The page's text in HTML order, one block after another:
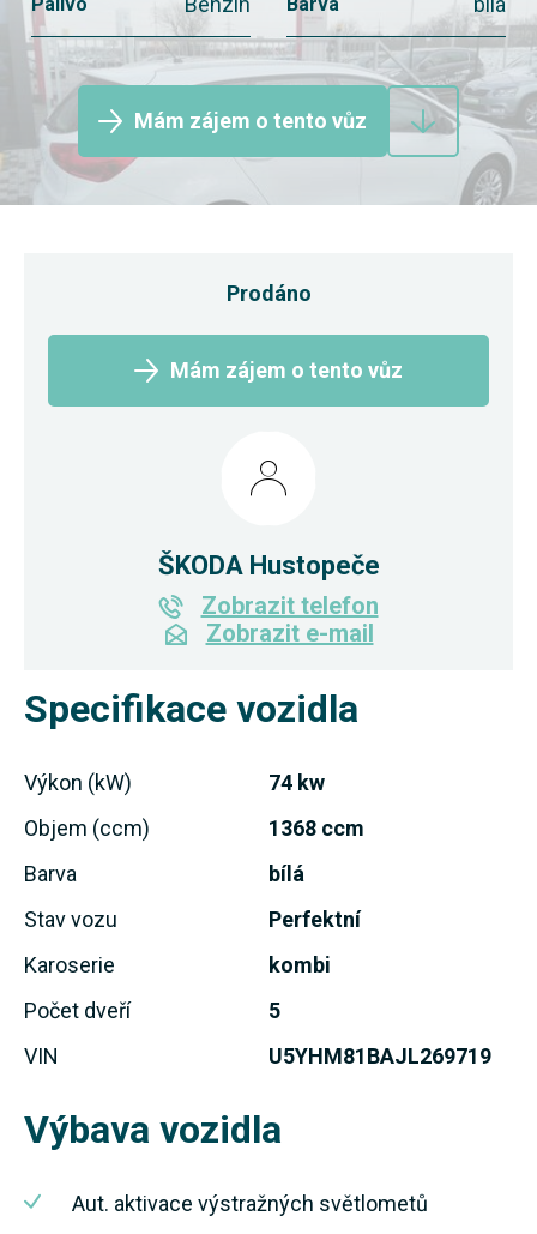
Mám zájem o tento vůz
Specifikace vozidla
Výkon (kW)
74 kw
Objem (ccm)
1368 ccm
Barva
bílá
Stav vozu
Perfektní
Karoserie
kombi
Počet dveří
5
VIN
U5YHM81BAJL269719
Výbava vozidla
Aut. aktivace výstražných světlometů
Prodáno
Mám zájem o tento vůz
ŠKODA Hustopeče
Zobrazit telefon
Zobrazit e-mail